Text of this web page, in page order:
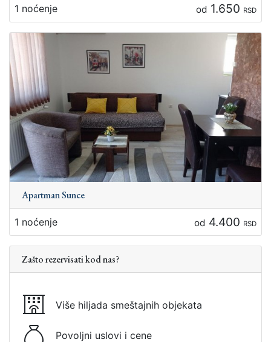
1 noćenje od 1.650 RSD
Apartman Sunce
1 noćenje od 4.400 RSD
Zašto rezervisati kod nas?
Više hiljada smeštajnih objekata
Povoljni uslovi i cene